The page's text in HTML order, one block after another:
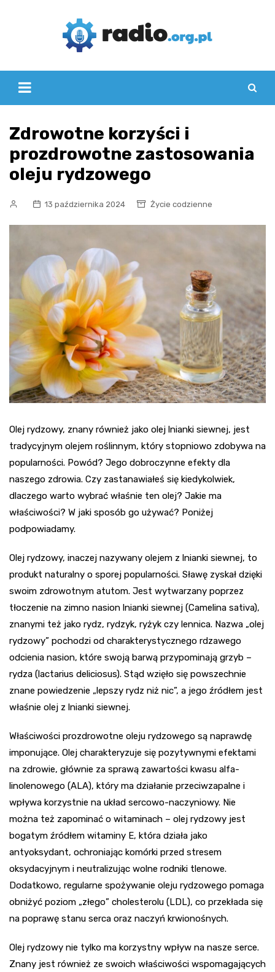
Zdrowotne korzyści i
prozdrowotne zastosowania
oleju rydzowego
13 października 2024 Życie codzienne
Olej rydzowy, znany również jako olej lnianki siewnej, jest
tradycyjnym olejem roślinnym, który stopniowo zdobywa na
popularności. Powód? Jego dobroczynne efekty dla
naszego zdrowia. Czy zastanawiałeś się kiedykolwiek,
dlaczego warto wybrać właśnie ten olej? Jakie ma
właściwości? W jaki sposób go używać? Poniżej
podpowiadamy.
Olej rydzowy, inaczej nazywany olejem z lnianki siewnej, to
produkt naturalny o sporej popularności. Sławę zyskał dzięki
swoim zdrowotnym atutom. Jest wytwarzany poprzez
tłoczenie na zimno nasion lnianki siewnej (Camelina sativa),
znanymi też jako rydz, rydzyk, ryżyk czy lennica. Nazwa „olej
rydzowy” pochodzi od charakterystycznego rdzawego
odcienia nasion, które swoją barwą przypominają grzyb –
rydza (lactarius deliciosus). Stąd wzięło się powszechnie
znane powiedzenie „lepszy rydz niż nic”, a jego źródłem jest
właśnie olej z lnianki siewnej.
Właściwości prozdrowotne oleju rydzowego są naprawdę
imponujące. Olej charakteryzuje się pozytywnymi efektami
na zdrowie, głównie za sprawą zawartości kwasu alfa-
linolenowego (ALA), który ma działanie przeciwzapalne i
wpływa korzystnie na układ sercowo-naczyniowy. Nie
można też zapominać o witaminach – olej rydzowy jest
bogatym źródłem witaminy E, która działa jako
antyoksydant, ochroniając komórki przed stresem
oksydacyjnym i neutralizując wolne rodniki tlenowe.
Dodatkowo, regularne spożywanie oleju rydzowego pomaga
obniżyć poziom „złego” cholesterolu (LDL), co przekłada się
na poprawę stanu serca oraz naczyń krwionośnych.
Olej rydzowy nie tylko ma korzystny wpływ na nasze serce.
Znany jest również ze swoich właściwości wspomagających